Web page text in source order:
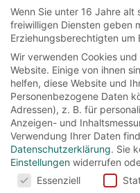
Robbie Coltrane(4)
Stellan Skarsgard(3)
Takeshi Kaneshiro
(3)
Tim Burton(4) Timothy
Tom Felton(5) Warwick
William Shakespeare(4)
Suchen
nach:
Wenn Sie unter 16 Jahre
freiwilligen Diensten geben
Erziehungsberechtigten um
Wir verwenden Cookies
Website. Einige von ihnen
helfen, diese Website und
Personenbezogene Daten
Adressen), z. B. für
Anzeigen- und
Verwendung Ihrer Daten
Datenschutzerklärung. Sie
Einstellungen widerrufen
CookiesEssenziell